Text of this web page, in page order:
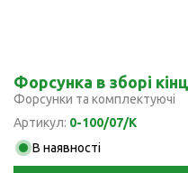
Форсунка в зборі
Форсунки та комплектуючі
Артикул: 0-100/07/K
В наявності